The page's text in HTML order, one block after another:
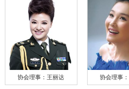
协会理事：王丽达 协会理事